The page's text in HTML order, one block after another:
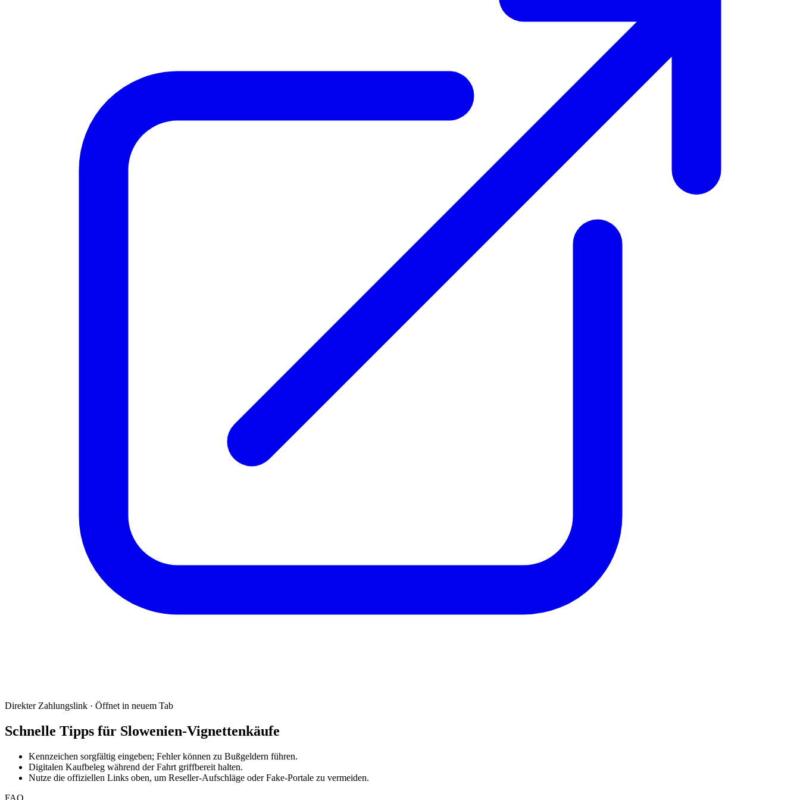
Direkter Zahlungslink · Öffnet in neuem Tab
Schnelle Tipps für Slowenien-Vignettenkäufe
Kennzeichen sorgfältig eingeben; Fehler können zu Bußgeldern führen.
Digitalen Kaufbeleg während der Fahrt griffbereit halten.
Nutze die offiziellen Links oben, um Reseller-Aufschläge oder Fake-Portale zu vermeiden.
FAQ